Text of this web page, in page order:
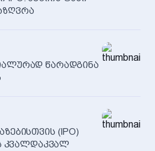
წარადგინა
(IPO)
კვალდაკვალ